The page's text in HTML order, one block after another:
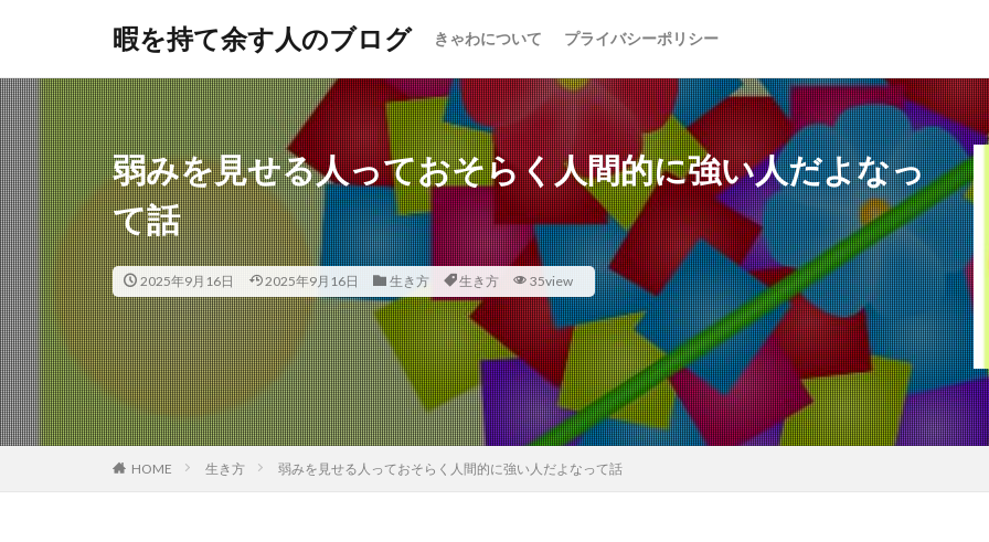
暇を持て余す人のブログ きゃわについて プライバシーポリシー
弱みを見せる人っておそらく人間的に強い人だよなっ
て話
2025年9月16日 2025年9月16日 生き方 生き方 35view
HOME 生き方 弱みを見せる人っておそらく人間的に強い人だよなって話